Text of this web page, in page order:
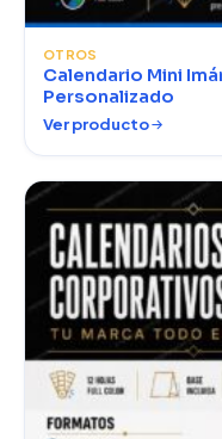
OTROS
Calendario Mini
Personalizado
Ver producto